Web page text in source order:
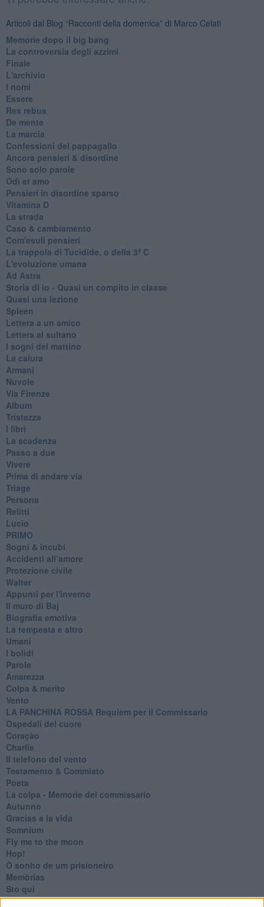
Articoli dal Blog “Racconti della domenica” di Marco Celati
Memorie dopo il big bang
La controversia degli azzimi
Finale
L'archivio
I nomi
Essere
Res rebus
De mente
La marcia
Confessioni del pappagallo
Ancora pensieri & disordine
Sono solo parole
Odi et amo
Pensieri in disordine sparso
Vitamina D
La strada
Caso & cambiamento
Com'esuli pensieri
La trappola di Tucidide, o della 3ª C
L'evoluzione umana
Ad Astra
Storia di io - Quasi un compito in classe
Quasi una lezione
Spleen
Lettera a un amico
Lettera al sultano
I sogni del mattino
La calura
Armani
Nuvole
Via Firenze
Album
Tristezza
I libri
La scadenza
Passo a due
Vivere
Prima di andare via
Triage
Persona
Relitti
Lucio
PRIMO
Sogni & incubi
Accidenti all’amore
Protezione civile
Walter
Appunti per l'inverno
Il muro di Baj
Biografia emotiva
La tempesta e altro
Umani
I bolidi
Parole
Amarezza
Colpa & merito
Vento
​LA PANCHINA ROSSA Requiem per il Commissario
Ospedali del cuore
Coraçào
Charlie
Il telefono del vento
Testamento & Commiato
Poeta
​La colpa - Memorie del commissario
Autunno
Gracias a la vida
Somnium
Fly me to the moon
Hop!
O sonho de um prisioneiro
Memòrias
Sto qui
Scrivi